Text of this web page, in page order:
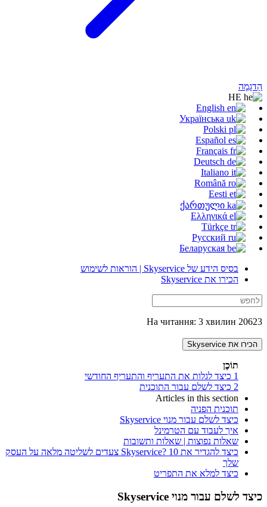
הַדגָמָה
English
Українська
Polski
Español
Français
Deutsch
Italiano
Română
Eesti
ქართული
Ελληνικά
Türkçe
Русский
Беларуская
בסיס הידע של Skyservice | הוראות לשימוש
הכירו את Skyservice
20623 На читання: 3 хвилин
הכירו את Skyservice
תוֹכֶן
1 כיצד לגלות את התעריף והתעריף החודשי
2 כיצד לשלם עבור התוכנית
Articles in this section
תוכנית הפניה
כיצד לשלם עבור מנוי Skyservice
איך לעבוד עם הטרמינל
שאלות נפוצות | שאלות ותשובות
כיצד להגדיר את Skyservice? 10 צעדים לשליטה מלאה על העסק
שלך
כיצד למלא את התפריט
כיצד לשלם עבור מנוי Skyservice